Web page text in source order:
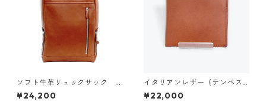
ソフト牛革リュックサック
（キャメル）J4704
¥24,200
イタリアンレザー（テンペス
ティ社製牛革オイルレザー）
エルバ／札入れ（オレンジ） 1
¥22,000